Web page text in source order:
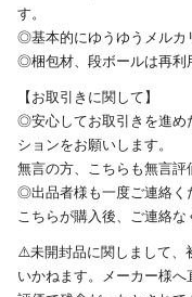
す。
◎基本的にゆうゆうメルカ
◎梱包材、段ボールは再利
【お取引きに関して】
◎安心してお取引きを進め
ションをお願いします。
無言の方、こちらも無言評
◎出品者様も一度ご連絡く
こちらが購入後、ご連絡な
⚠️未開封品に関しまして、
いかねます。メーカー様へ